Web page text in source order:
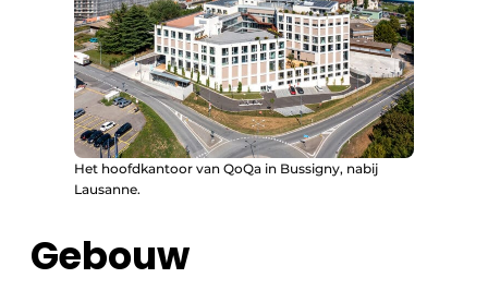
Het hoofdkantoor van QoQa in Bussigny, nabij
Lausanne.
Gebouw